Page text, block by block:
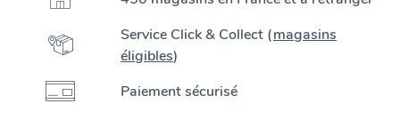
Service Click & Collect (magasins
éligibles)
Paiement sécurisé